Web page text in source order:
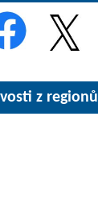
z regionů